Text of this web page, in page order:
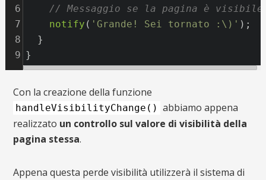
6
// Messaggio se la pagina è visibile
7
notify ( 'Grande! Sei tornato :\)' );
8
  }
9 }
Con la creazione della funzione
handleVisibilityChange() abbiamo appena
realizzato un controllo sul valore di visibilità della
pagina stessa.
Appena questa perde visibilità utilizzerà il sistema di